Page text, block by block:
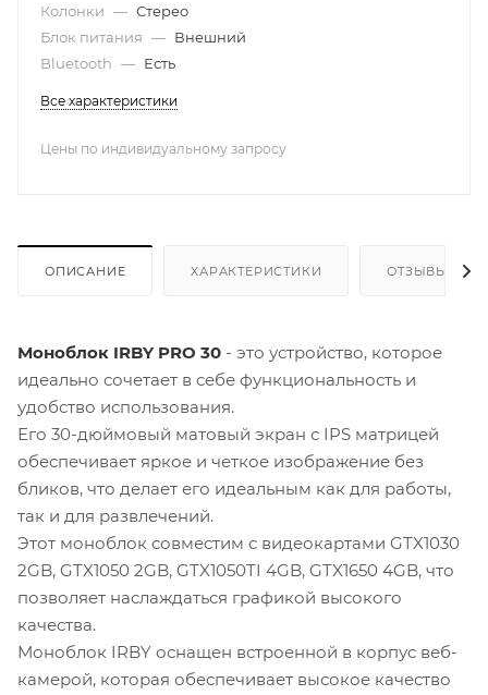
Колонки — Стерео
Блок питания — Внешний
Bluetooth — Есть
Все характеристики
Цены по индивидуальному запросу
ОПИСАНИЕ ХАРАКТЕРИСТИКИ ОТЗЫВЫ
Моноблок IRBY PRO 30 - это устройство, которое
идеально сочетает в себе функциональность и
удобство использования.
Его 30-дюймовый матовый экран с IPS матрицей
обеспечивает яркое и четкое изображение без
бликов, что делает его идеальным как для работы,
так и для развлечений.
Этот моноблок совместим с видеокартами GTX1030
2GB, GTX1050 2GB, GTX1050TI 4GB, GTX1650 4GB, что
позволяет наслаждаться графикой высокого
качества.
Моноблок IRBY оснащен встроенной в корпус веб-
камерой, которая обеспечивает высокое качество